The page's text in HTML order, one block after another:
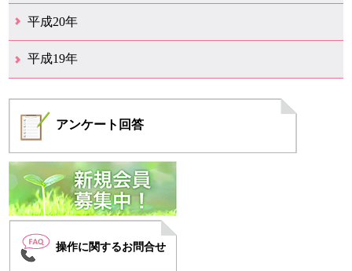
12月（4）
11月（3）
10月（7）
9月（5）
8月（7）
7月（9）
6月（13）
5月（9）
4月（22）
3月（9）
2月（8）
平成20年
12月（6）
11月（4）
10月（6）
9月（4）
8月（1）
7月（6）
6月（1）
5月（1）
4月（1）
3月（2）
2月（4）
1月（2）
平成19年
アンケート 回答
操作に関するお問合せ